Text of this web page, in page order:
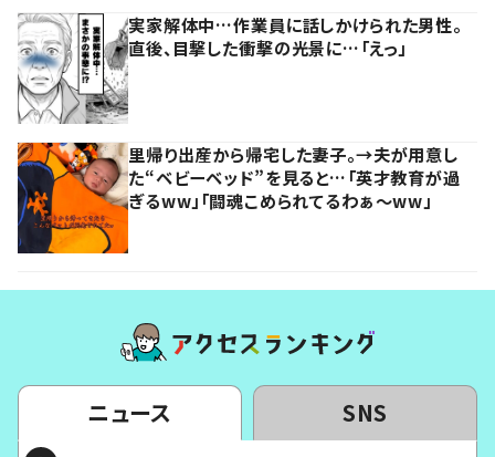
実家解体中…作業員に話しかけられた男性。
直後、目撃した衝撃の光景に…「えっ」
里帰り出産から帰宅した妻子。→夫が用意し
た“ベビーベッド”を見ると…「英才教育が過
ぎるww」「闘魂こめられてるわぁ～ww」
ニュース SNS